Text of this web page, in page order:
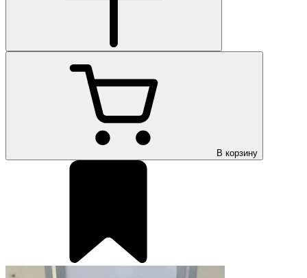
В корзину